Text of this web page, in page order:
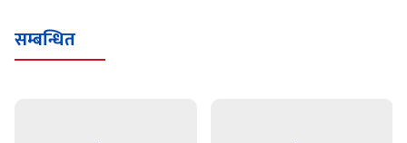
सम्बन्धित